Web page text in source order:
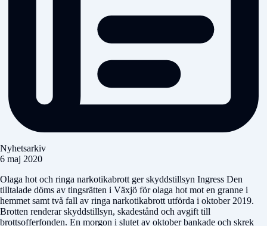
Nyhetsarkiv
6 maj 2020
Olaga hot och ringa narkotikabrott ger skyddstillsyn Ingress Den
tilltalade döms av tingsrätten i Växjö för olaga hot mot en granne i
hemmet samt två fall av ringa narkotikabrott utförda i oktober 2019.
Brotten renderar skyddstillsyn, skadestånd och avgift till
brottsofferfonden. En morgon i slutet av oktober bankade och skrek